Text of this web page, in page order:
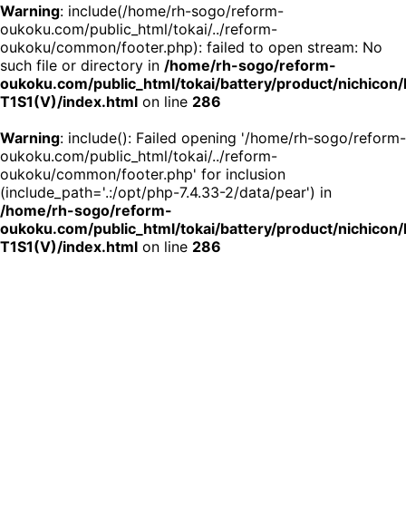
Warning: include(/home/rh-sogo/reform-
oukoku.com/public_html/tokai/../reform-
oukoku/common/footer.php): failed to open stream: No
such file or directory in /home/rh-sogo/reform-
oukoku.com/public_html/tokai/battery/product/nichicon/
T1S1(V)/index.html on line 286
Warning: include(): Failed opening '/home/rh-sogo/reform-
oukoku.com/public_html/tokai/../reform-
oukoku/common/footer.php' for inclusion
(include_path='.:/opt/php-7.4.33-2/data/pear') in
/home/rh-sogo/reform-
oukoku.com/public_html/tokai/battery/product/nichicon/
T1S1(V)/index.html on line 286